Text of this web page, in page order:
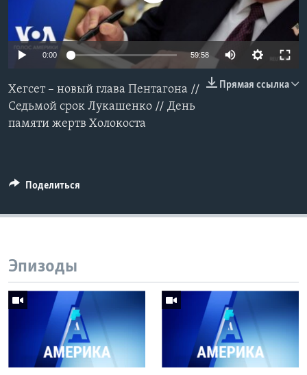
Learning English
СОЦИАЛЬНЫЕ СЕТИ
Языки Auto
0:00 59:58
Прямая ссылка
Хегсет – новый глава Пентагона //
Седьмой срок Лукашенко // День
памяти жертв Холокоста
Поделиться
Эпизоды